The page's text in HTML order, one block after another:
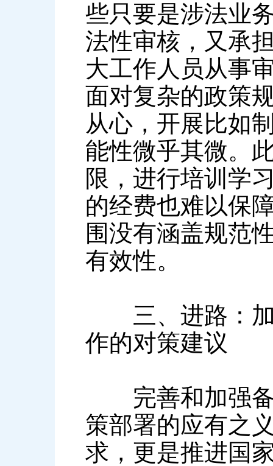
些只要是涉法业
法性审核，又承
大工作人员从事
面对复杂的政策
从心，开展比如
能性微乎其微。
限，进行培训学
的经费也难以保
围没有涵盖规范
有效性。
三、进路：加
作的对策建议
完善和加强备
策部署的应有之
求，更是推进国